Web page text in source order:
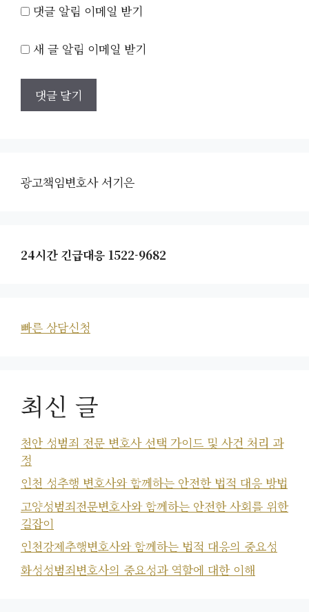
댓글 알림 이메일 받기
새 글 알림 이메일 받기
광고책임변호사 서기은
24시간 긴급대응 1522-9682
빠른 상담신청
최신 글
천안 성범죄 전문 변호사 선택 가이드 및 사건 처리 과
정
인천 성추행 변호사와 함께하는 안전한 법적 대응 방법
고양성범죄전문변호사와 함께하는 안전한 사회를 위한
길잡이
인천강제추행변호사와 함께하는 법적 대응의 중요성
화성성범죄변호사의 중요성과 역할에 대한 이해